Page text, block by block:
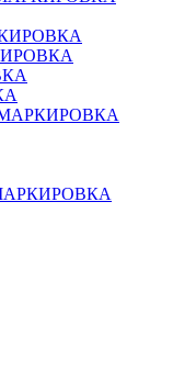
МАРКИРОВКА
МАРКИРОВКА